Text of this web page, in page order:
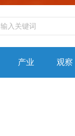
产业 观察